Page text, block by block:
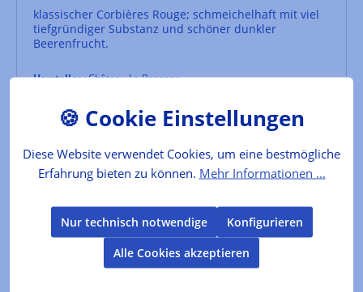
klassischer Corbières Rouge; schmeichelhaft mit viel
tiefgründiger Substanz und schöner dunkler
Beerenfrucht.
Hersteller :Château La Baronne
Lebensmittelkennzeichnung
12,90 €*
In den Warenkorb
Diese Website verwendet Cookies, um eine bestmögliche
Erfahrung bieten zu können. Mehr Informationen ...
Nur technisch notwendige
Konfigurieren
Alle Cookies akzeptieren